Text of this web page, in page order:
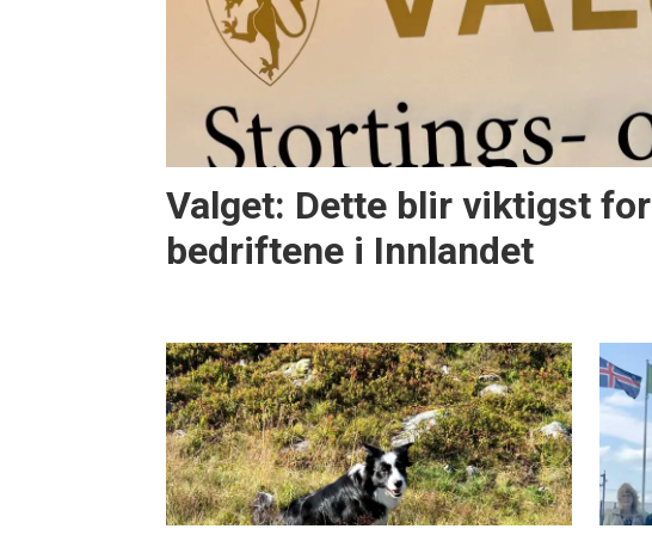
Valget: Dette blir viktigst for
bedriftene i Innlandet